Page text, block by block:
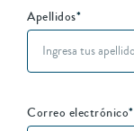
Apellidos*
Correo electrónico*